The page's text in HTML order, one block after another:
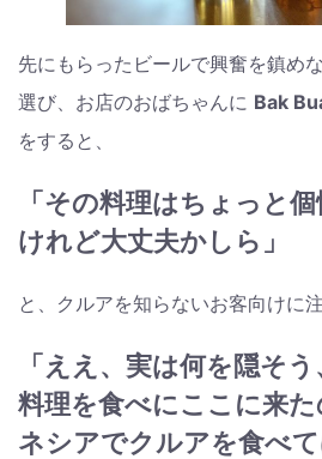
先にもらったビールで興奮を鎮め
選び、お店のおばちゃんに Bak
をすると、
「その料理はちょっと
けれど大丈夫かしら」
と、クルアを知らないお客向けに
「ええ、実は何を隠そ
料理を食べにここに来
ネシアでクルアを食べ